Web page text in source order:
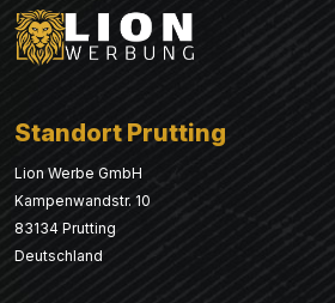
Standort Prutting
Lion Werbe GmbH
Kampenwandstr. 10
83134 Prutting
Deutschland